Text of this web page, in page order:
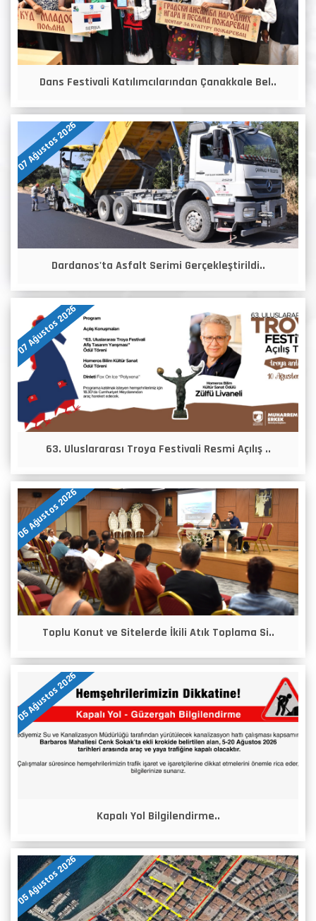
Dans Festivali Katılımcılarından Çanakkale Bel..
07 Ağustos 2026
Dardanos'ta Asfalt Serimi Gerçekleştirildi..
07 Ağustos 2026
63. Uluslararası Troya Festivali Resmi Açılış ..
06 Ağustos 2026
Toplu Konut ve Sitelerde İkili Atık Toplama Si..
05 Ağustos 2026
Kapalı Yol Bilgilendirme..
05 Ağustos 2026